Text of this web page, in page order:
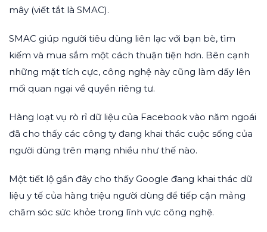
mây (viết tắt là SMAC).
SMAC giúp người tiêu dùng liên lạc với bạn bè, tìm
kiếm và mua sắm một cách thuận tiện hơn. Bên cạnh
những mặt tích cực, công nghệ này cũng làm dấy lên
mối quan ngại về quyền riêng tư.
Hàng loạt vụ rò rỉ dữ liệu của Facebook vào năm ngoái
đã cho thấy các công ty đang khai thác cuộc sống của
người dùng trên mạng nhiều như thế nào.
Một tiết lộ gần đây cho thấy Google đang khai thác dữ
liệu y tế của hàng triệu người dùng để tiếp cận mảng
chăm sóc sức khỏe trong lĩnh vực công nghệ.